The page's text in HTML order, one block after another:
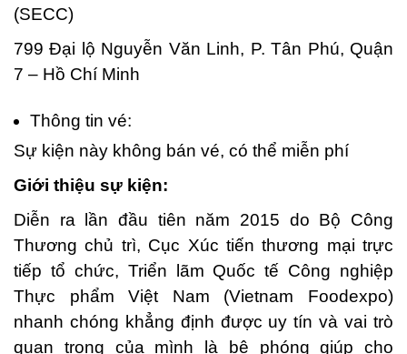
(SECC)
799 Đại lộ Nguyễn Văn Linh, P. Tân Phú, Quận
7 – Hồ Chí Minh
Thông tin vé:
Sự kiện này không bán vé, có thể miễn phí
Giới thiệu sự kiện:
Diễn ra lần đầu tiên năm 2015 do Bộ Công
Thương chủ trì, Cục Xúc tiến thương mại trực
tiếp tổ chức, Triển lãm Quốc tế Công nghiệp
Thực phẩm Việt Nam (Vietnam Foodexpo)
nhanh chóng khẳng định được uy tín và vai trò
quan trọng của mình là bệ phóng giúp cho